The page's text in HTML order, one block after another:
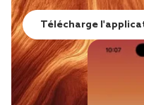
Télécharge